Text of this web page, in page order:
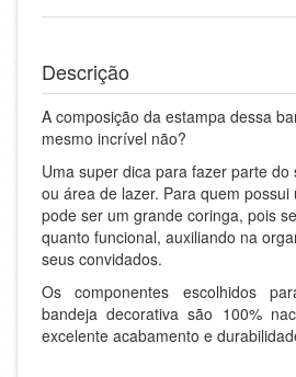
Descrição
A composição da estampa dessa
mesmo incrível não?
Uma super dica para fazer parte
ou área de lazer. Para quem
pode ser um grande coringa, pois
quanto funcional, auxiliando na
seus convidados.
Os componentes escolhidos
bandeja decorativa são 100%
excelente acabamento e